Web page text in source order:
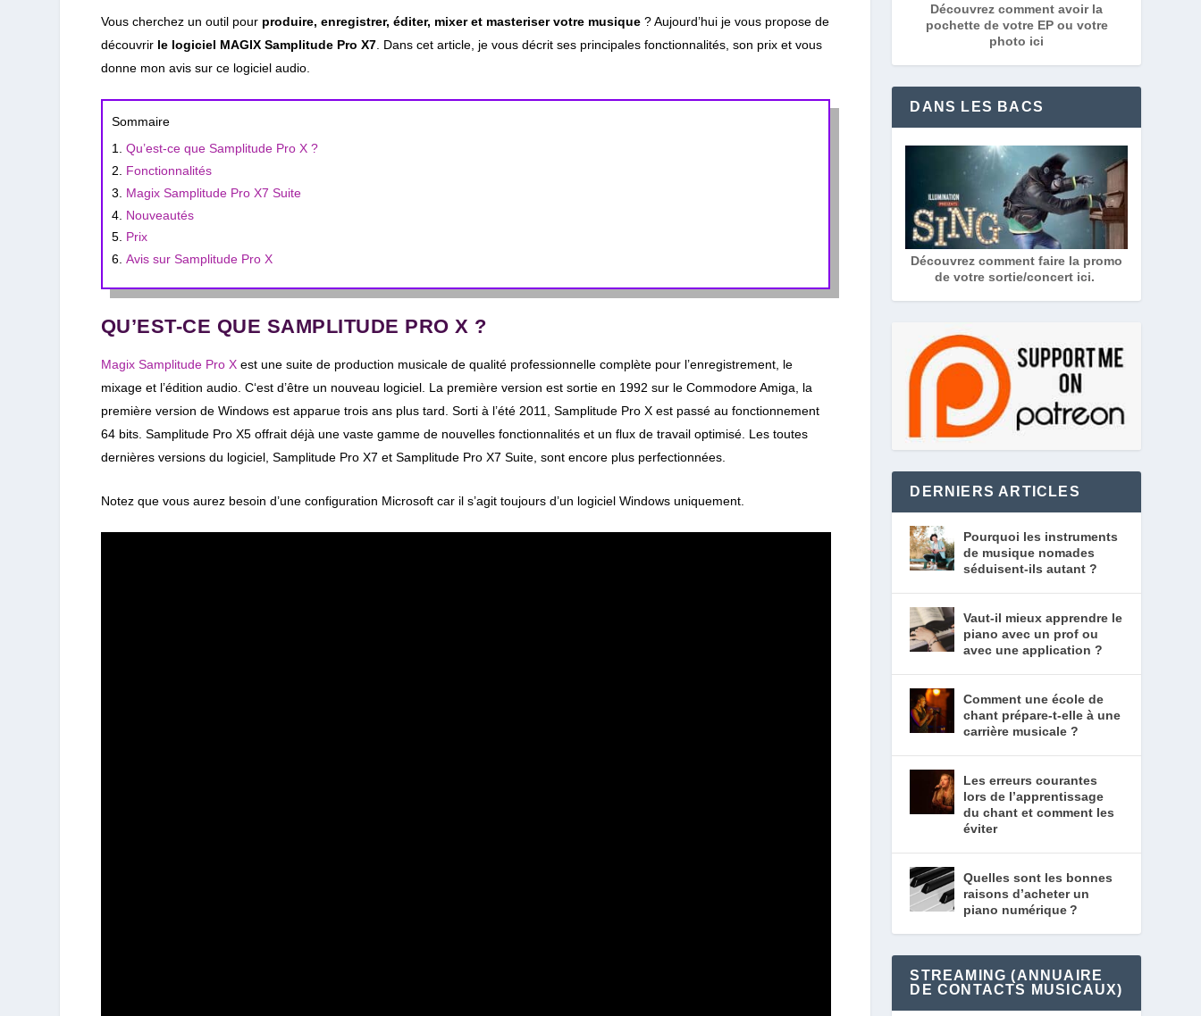
Vous cherchez un outil pour produire, enregistrer, éditer, mixer et masteriser votre musique? Aujourd’hui je vous propose de
découvrir le logiciel MAGIX Samplitude Pro X7. Dans cet article, je vous décrit ses principales fonctionnalités, son prix et vous
donne mon avis sur ce logiciel audio.
Sommaire
Qu’est-ce que Samplitude Pro X ?
Fonctionnalités
Magix Samplitude Pro X7 Suite
Nouveautés
Prix
Avis sur Samplitude Pro X
QU’EST-CE QUE SAMPLITUDE PRO X ?
Magix Samplitude Pro Xest une suite de production musicale de qualité professionnelle complète pour l’enregistrement, le
mixage et l’édition audio. C‘est d’être un nouveau logiciel. La première version est sortie en 1992 sur le Commodore Amiga, la
première version de Windows est apparue trois ans plus tard. Sorti à l’été 2011, Samplitude Pro X est passé au fonctionnement
64 bits. Samplitude Pro X5 offrait déjà une vaste gamme de nouvelles fonctionnalités et un flux de travail optimisé. Les toutes
dernières versions du logiciel, Samplitude Pro X7 et Samplitude Pro X7 Suite, sont encore plus perfectionnées.
Notez que vous aurez besoin d’une configuration Microsoft car il s’agit toujours d’un logiciel Windows uniquement.
Découvrez comment avoir la
pochette de votre EP ou votre
photo ici
DANS LES BACS
Découvrez comment faire la promo
de votre sortie/concert ici.
DERNIERS ARTICLES
Pourquoi les instruments
de musique nomades
séduisent-ils autant ?
Vaut-il mieux apprendre le
piano avec un prof ou
avec une application ?
Comment une école de
chant prépare-t-elle à une
carrière musicale ?
Les erreurs courantes
lors de l’apprentissage
du chant et comment les
éviter
Quelles sont les bonnes
raisons d’acheter un
piano numérique ?
STREAMING (ANNUAIRE
DE CONTACTS MUSICAUX)